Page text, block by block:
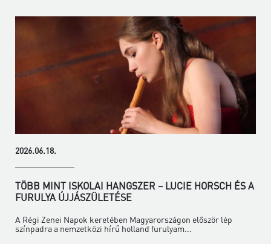
2026.06.18.
TÖBB MINT ISKOLAI HANGSZER – LUCIE HORSCH ÉS A
FURULYA ÚJJÁSZÜLETÉSE
A Régi Zenei Napok keretében Magyarországon először lép
színpadra a nemzetközi hírű holland furulyam...